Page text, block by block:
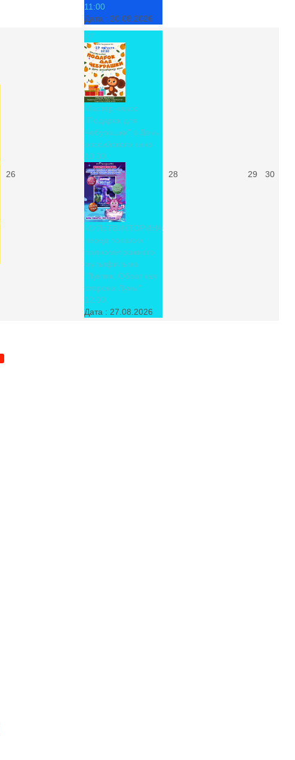
11:00
Дата : 20.08.2026
26
27
Мастер-класс
"Подарок для
Чебурашки" в День
российского кино
10:30
МУЛЬТВИКТОРИНА
перед показом
полнометражного
мультфильма
"Лунтик. Обратная
сторона Луны"
12:00
Дата : 27.08.2026
28 29 30